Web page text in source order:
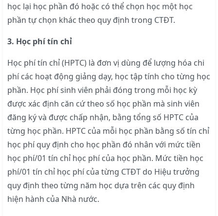
học lại học phần đó hoặc có thể chọn học một học
phần tự chọn khác theo quy định trong CTĐT.
3. Học phí tín chỉ
Học phí tín chỉ (HPTC) là đơn vị dùng để lượng hóa chi
phí các hoạt động giảng dạy, học tập tính cho từng học
phần. Học phí sinh viên phải đóng trong mỗi học kỳ
được xác định căn cứ theo số học phần mà sinh viên
đăng ký và được chấp nhận, bằng tổng số HPTC của
từng học phần. HPTC của mỗi học phần bằng số tín chỉ
học phí quy định cho học phần đó nhân với mức tiền
học phí/01 tín chỉ học phí của học phần. Mức tiền học
phí/01 tín chỉ học phí của từng CTĐT do Hiệu trưởng
quy định theo từng năm học dựa trên các quy định
hiện hành của Nhà nước.